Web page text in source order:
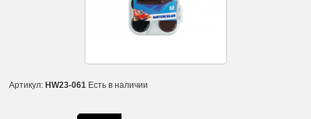
Артикул: HW23-061 Есть в наличии